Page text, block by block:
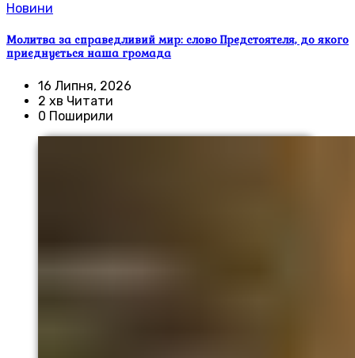
Новини
Молитва за справедливий мир: слово Предстоятеля, до якого
приєднується наша громада
16 Липня, 2026
2 хв Читати
0 Поширили